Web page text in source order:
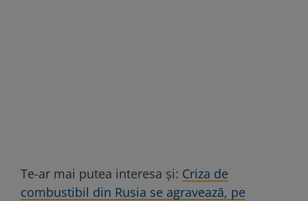
Te-ar mai putea interesa și: Criza de
combustibil din Rusia se agravează, pe